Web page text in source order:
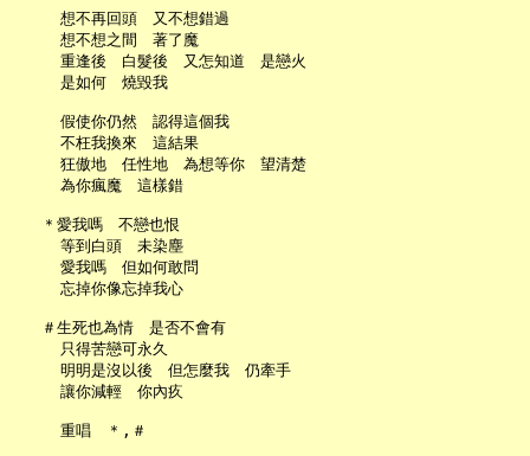
     想不再回頭　又不想錯過
     想不想之間　著了魔
     重逢後　白髮後　又怎知道　是戀火
     是如何　燒毀我
     假使你仍然　認得這個我
     不枉我換來　這結果
     狂傲地　任性地　為想等你　望清楚
     為你瘋魔　這樣錯
   ＊愛我嗎　不戀也恨
     等到白頭　未染塵
     愛我嗎　但如何敢問
     忘掉你像忘掉我心
   ＃生死也為情　是否不會有
     只得苦戀可永久
     明明是沒以後　但怎麼我　仍牽手
     讓你減輕　你內疚
     重唱　＊,＃